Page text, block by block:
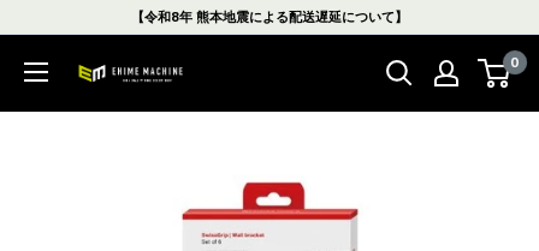
ン
【令和8年 熊本地震による配送遅延について】
エ
0